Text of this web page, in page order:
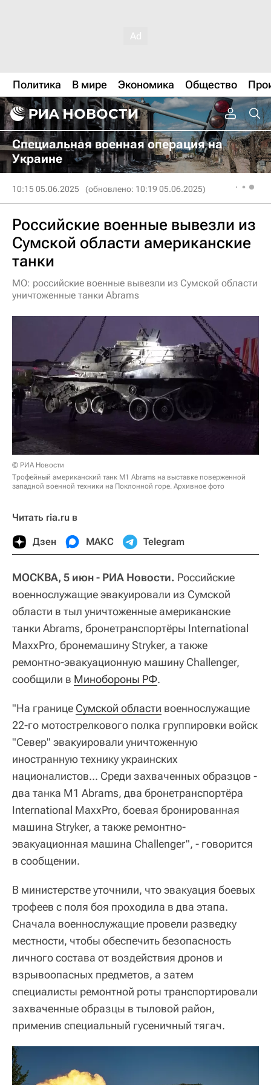
Политика В мире Экономика Общество
Специальная военная операция на
Украине
10:15 05.06.2025 (обновлено: 10:19 05.06.2025)
Российские военные вывезли из
Сумской области американские
танки
МО: российские военные вывезли из Сумской области
уничтоженные танки Abrams
© РИА Новости
Трофейный американский танк M1 Abrams на выставке поверженной
западной военной техники на Поклонной горе. Архивное фото
Читать ria.ru в
Дзен МАКС Telegram
МОСКВА, 5 июн - РИА Новости. Российские
военнослужащие эвакуировали из Сумской
области в тыл уничтоженные американские
танки Abrams, бронетранспортёры International
MaxxPro, бронемашину Stryker, а также
ремонтно-эвакуационную машину Challenger,
сообщили в Минобороны РФ.
"На границе Сумской области военнослужащие
22-го мотострелкового полка группировки войск
"Север" эвакуировали уничтоженную
иностранную технику украинских
националистов... Среди захваченных образцов -
два танка M1 Abrams, два бронетранспортёра
International MaxxPro, боевая бронированная
машина Stryker, а также ремонтно-
эвакуационная машина Challenger", - говорится
в сообщении.
В министерстве уточнили, что эвакуация боевых
трофеев с поля боя проходила в два этапа.
Сначала военнослужащие провели разведку
местности, чтобы обеспечить безопасность
личного состава от воздействия дронов и
взрывоопасных предметов, а затем
специалисты ремонтной роты транспортировали
захваченные образцы в тыловой район,
применив специальный гусеничный тягач.